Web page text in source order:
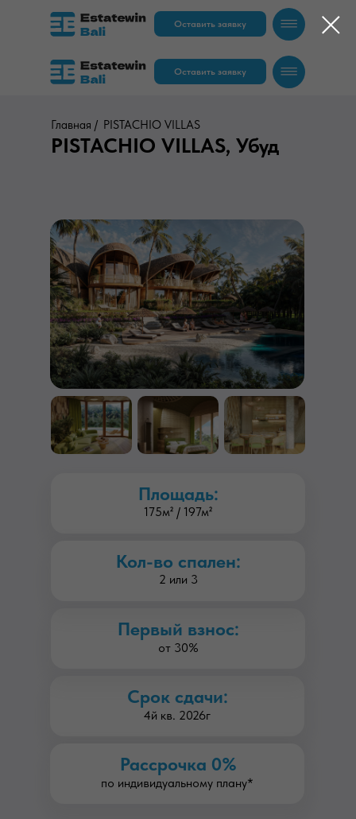
Оставить заявку
RU EN
Оставить заявку
Главная / PISTACHIO VILLAS
Площадь:
175м² / 197м²
Срок сдачи:
4й кв. 2026г
Первый взнос:
от 30%
Рассрочка 0%
по индивидуальному плану*
PISTACHIO VILLAS, Убуд
Кол-во спален:
2 или 3